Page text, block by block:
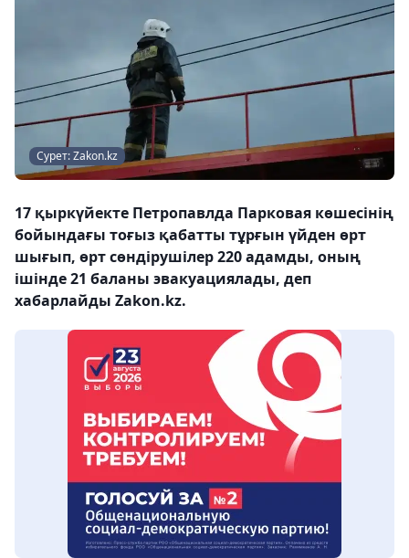
Сурет: Zakon.kz
17 қыркүйекте Петропавлда Парковая көшесінің
бойындағы тоғыз қабатты тұрғын үйден өрт
шығып, өрт сөндірушілер 220 адамды, оның
ішінде 21 баланы эвакуациялады, деп
хабарлайды Zakon.kz.